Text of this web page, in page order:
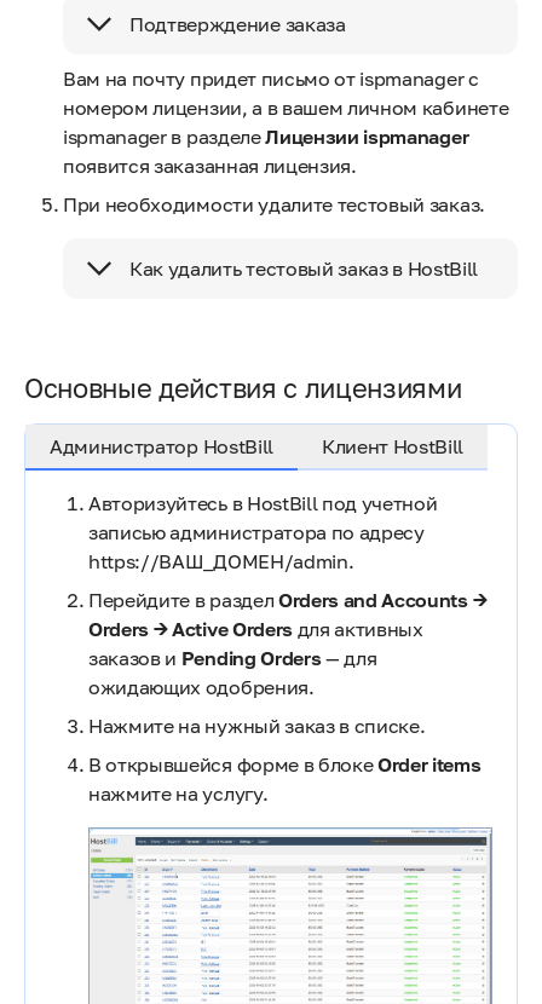
Подтверждение заказа
Вам на почту придет письмо от ispmanager с
номером лицензии, а в вашем личном кабинете
ispmanager в разделеЛицензии ispmanager
появится заказанная лицензия.
При необходимости удалите тестовый заказ.
Как удалить тестовый заказ в HostBill
Основные действия с лицензиями
Администратор HostBill Клиент HostBill
Авторизуйтесь в HostBill под учетной
записью администратора по адресу
https://ВАШ_ДОМЕН/admin.
Перейдите в раздел Orders and Accounts →
Orders → Active Orders для активных
заказов и Pending Orders— для
ожидающих одобрения.
Нажмите на нужный заказ в списке.
В открывшейся форме в блокеOrder items
нажмите на услугу.